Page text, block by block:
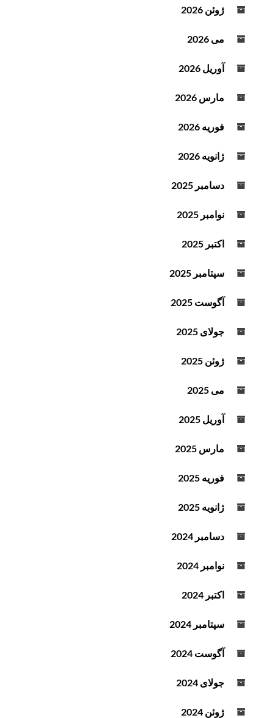
و
ژوئن 2026
می 2026
آوریل 2026
مارس 2026
فوریه 2026
ژانویه 2026
دسامبر 2025
نوامبر 2025
اکتبر 2025
سپتامبر 2025
آگوست 2025
جولای 2025
ژوئن 2025
می 2025
آوریل 2025
مارس 2025
فوریه 2025
ژانویه 2025
دسامبر 2024
نوامبر 2024
اکتبر 2024
سپتامبر 2024
آگوست 2024
جولای 2024
ژوئن 2024